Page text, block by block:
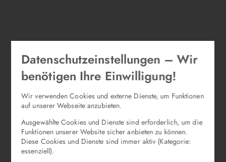
Datenschutzeinstellungen – Wir
benötigen Ihre Einwilligung!
Wir verwenden Cookies und externe Dienste, um Funktionen
auf unserer Webseite anzubieten.
Ausgewählte Cookies und Dienste sind erforderlich, um die
Funktionen unserer Website sicher anbieten zu können.
Diese Cookies und Dienste sind immer aktiv (Kategorie:
essenziell).